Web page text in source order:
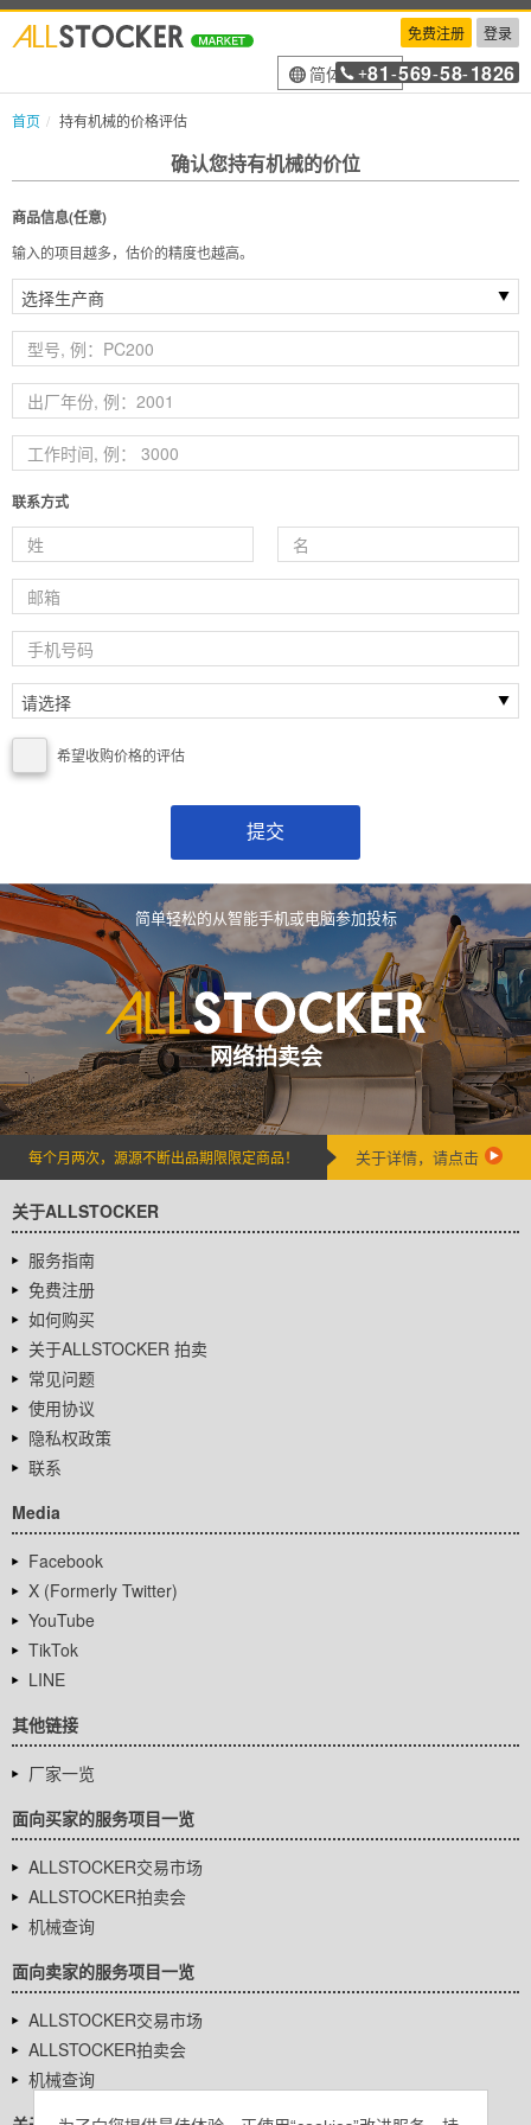
免费注册 登录
简体中文
+81 -569-58-1826
首页 持有机械的价格评估
确认您持有机械的价位
商品信息(任意)
输入的项目越多，估价的精度也越高。
联系方式
希望收购价格的评估
简单轻松的从智能手机或电脑参加投标
网络拍卖会
每个月两次，源源不断出品期限限定商品！ 关于详情，请点击
关于ALLSTOCKER
服务指南
免费注册
如何购买
关于ALLSTOCKER 拍卖
常见问题
使用协议
隐私权政策
联系
Media
Facebook
X (Formerly Twitter)
YouTube
TikTok
LINE
其他链接
厂家一览
面向买家的服务项目一览
ALLSTOCKER交易市场
ALLSTOCKER拍卖会
机械查询
面向卖家的服务项目一览
ALLSTOCKER交易市场
ALLSTOCKER拍卖会
机械查询